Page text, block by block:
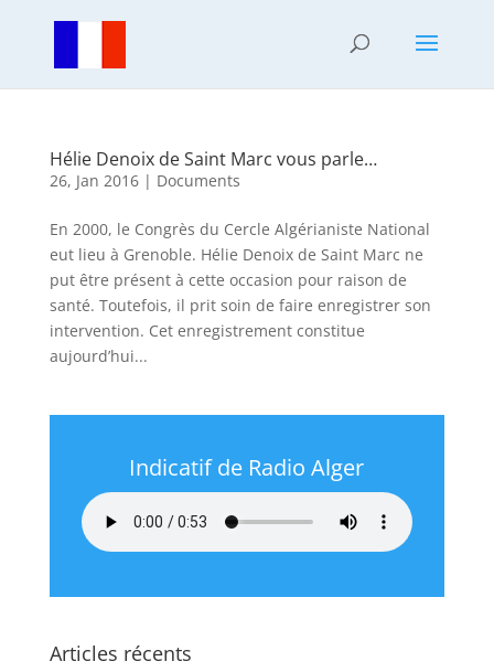
Hélie Denoix de Saint Marc vous parle…
26, Jan 2016| Documents
En 2000, le Congrès du Cercle Algérianiste National
eut lieu à Grenoble. Hélie Denoix de Saint Marc ne
put être présent à cette occasion pour raison de
santé. Toutefois, il prit soin de faire enregistrer son
intervention. Cet enregistrement constitue
aujourd’hui...
Indicatif de Radio Alger
Articles récents